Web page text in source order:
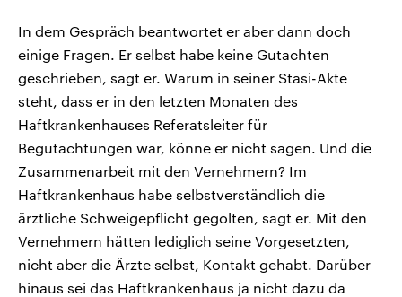
In dem Gespräch beantwortet er aber dann doch
einige Fragen. Er selbst habe keine Gutachten
geschrieben, sagt er. Warum in seiner Stasi-Akte
steht, dass er in den letzten Monaten des
Haftkrankenhauses Referatsleiter für
Begutachtungen war, könne er nicht sagen. Und die
Zusammenarbeit mit den Vernehmern? Im
Haftkrankenhaus habe selbstverständlich die
ärztliche Schweigepflicht gegolten, sagt er. Mit den
Vernehmern hätten lediglich seine Vorgesetzten,
nicht aber die Ärzte selbst, Kontakt gehabt. Darüber
hinaus sei das Haftkrankenhaus ja nicht dazu da